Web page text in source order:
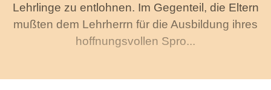
Lehrlinge zu entlohnen. Im Gegenteil, die Eltern
mußten dem Lehrherrn für die Ausbildung ihres
hoffnungsvollen Spro...